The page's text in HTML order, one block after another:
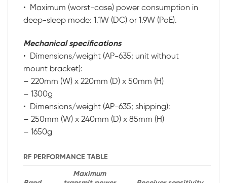
• Maximum (worst-case) power consumption in
deep-sleep mode: 1.1W (DC) or 1.9W (PoE).
Mechanical specifications
• Dimensions/weight (AP-635; unit without
mount bracket):
– 220mm (W) x 220mm (D) x 50mm (H)
– 1300g
• Dimensions/weight (AP-635; shipping):
– 250mm (W) x 240mm (D) x 85mm (H)
– 1650g
RF PERFORMANCE TABLE
Maximum